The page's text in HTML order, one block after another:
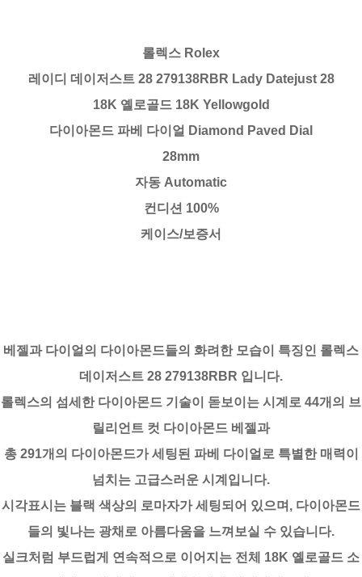
롤렉스 Rolex
레이디 데이저스트 28 279138RBR Lady Datejust 28
18K 옐로골드 18K Yellowgold
다이아몬드 파베 다이얼 Diamond Paved Dial
28mm
자동 Automatic
컨디션 100%
케이스/보증서
베젤과 다이얼의 다이아몬드들의 화려한 모습이 특징인 롤렉스
데이저스트 28 279138RBR 입니다.
롤렉스의 섬세한 다이아몬드 기술이 돋보이는 시계로 44개의 브
릴리언트 컷 다이아몬드 베젤과
총 291개의 다이아몬드가 세팅된 파베 다이얼로 특별한 매력이
넘치는 고급스러운 시계입니다.
시각표시는 블랙 색상의 로마자가 세팅되어 있으며, 다이아몬드
들의 빛나는 광채로 아름다움을 느껴보실 수 있습니다.
실크처럼 부드럽게 연속적으로 이어지는 전체 18K 옐로골드 소